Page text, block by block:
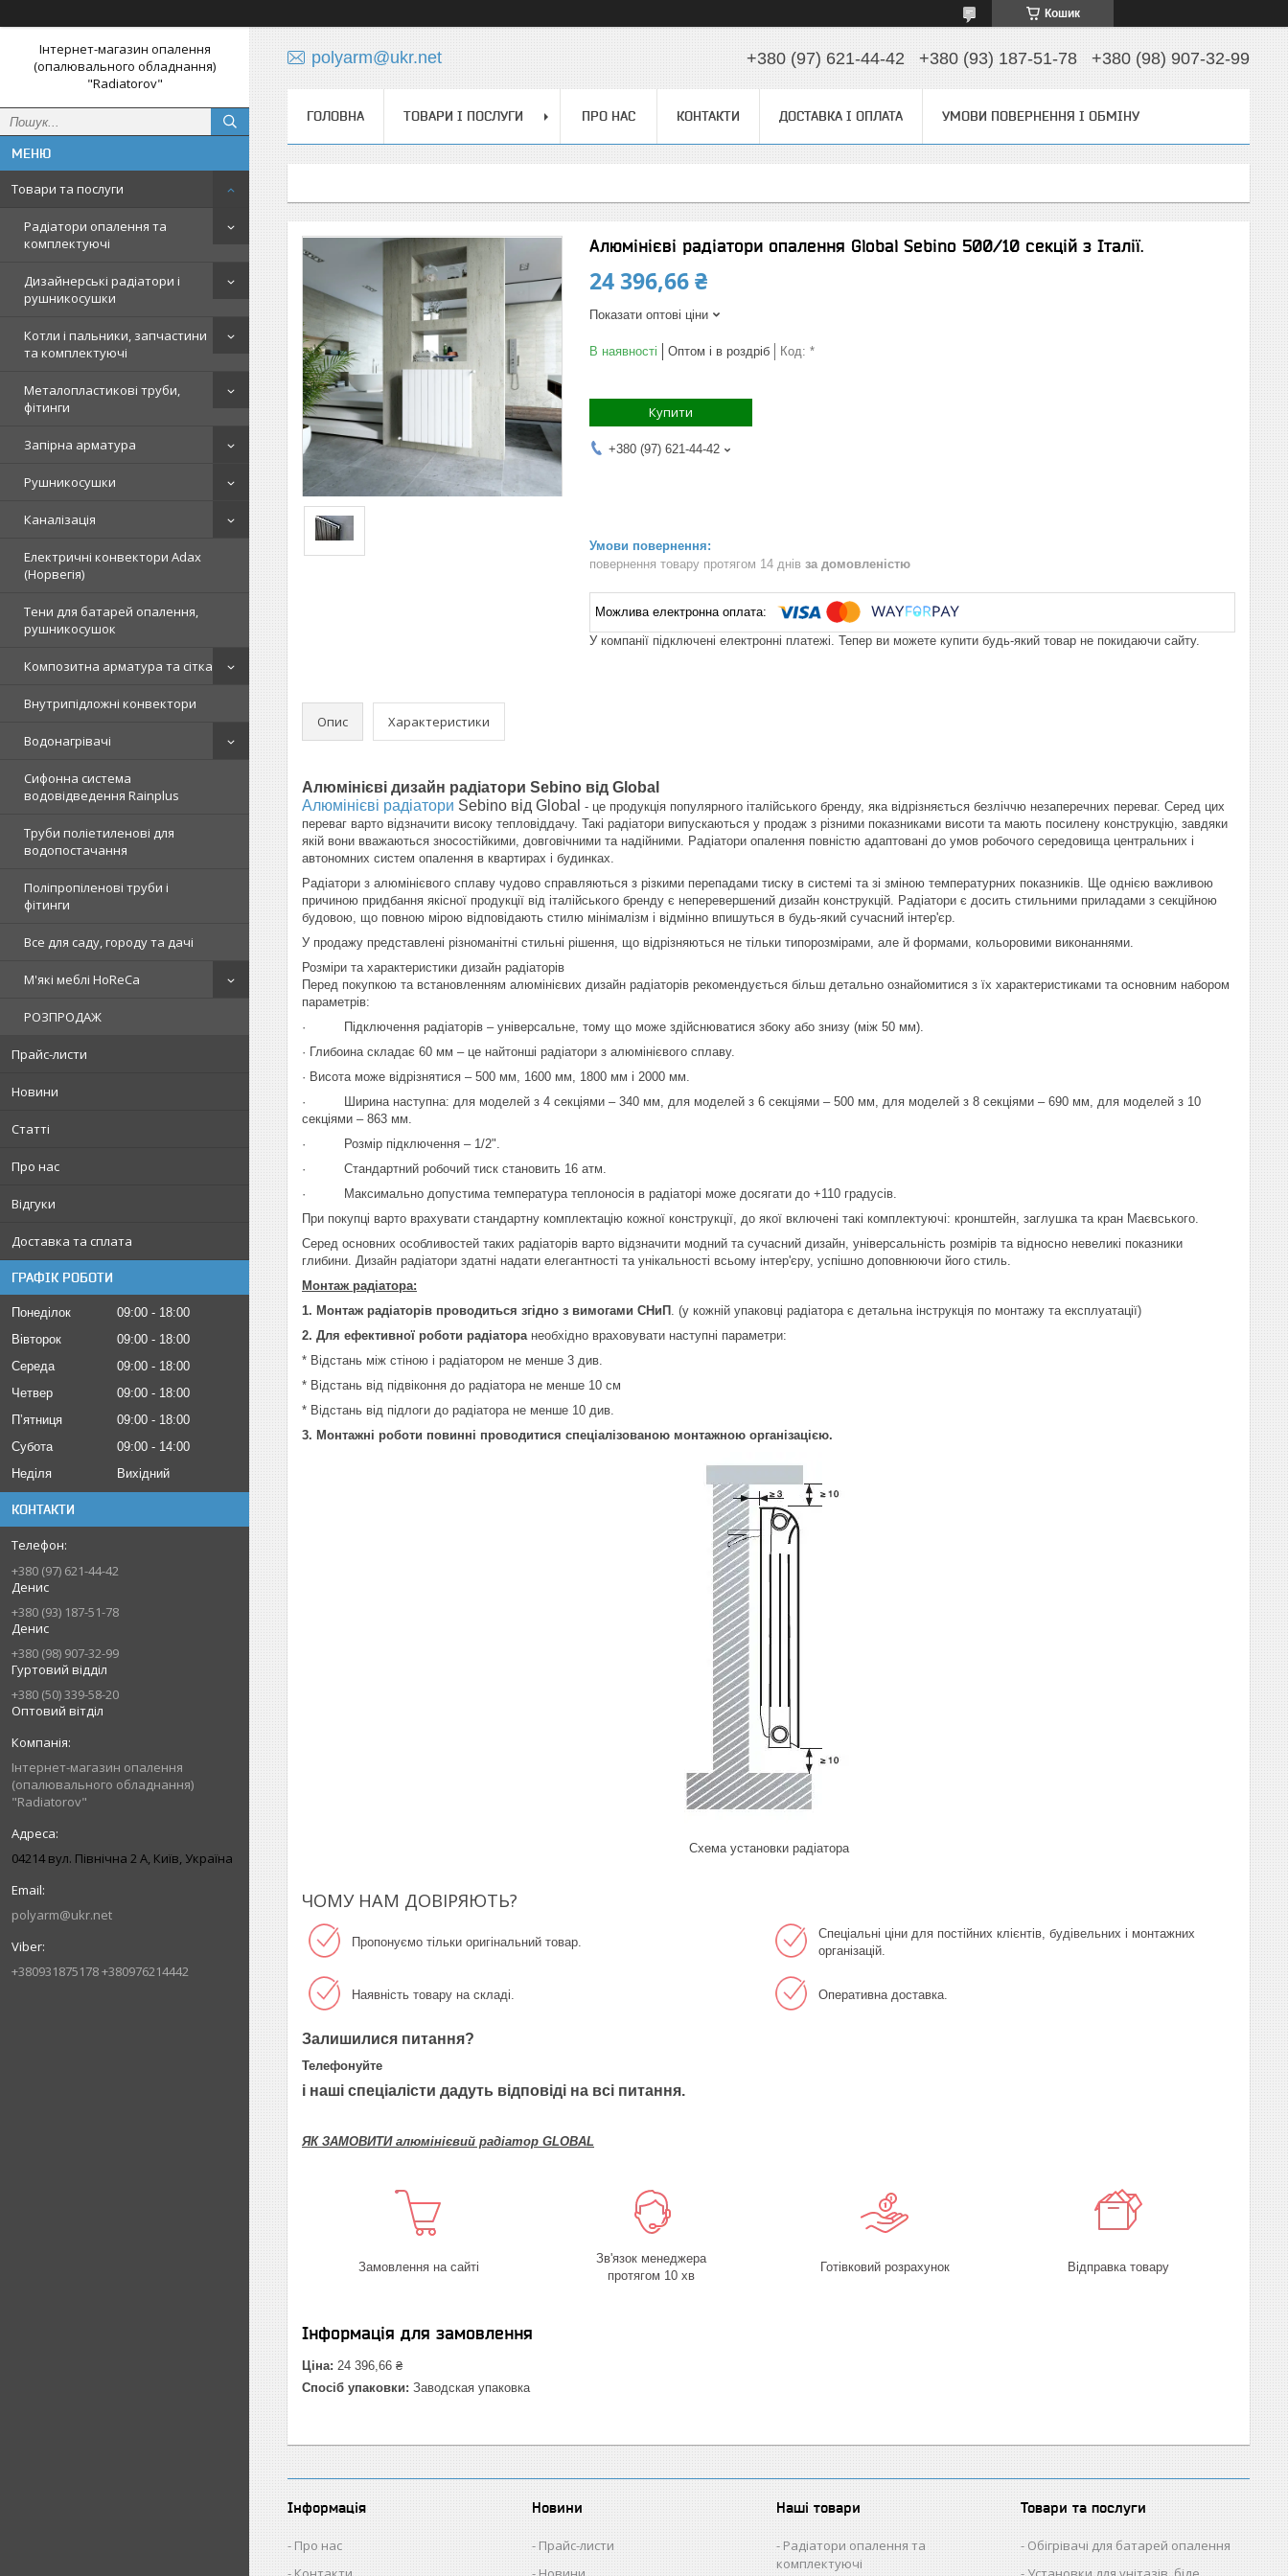
Кошик
Інтернет-магазин опалення
(опалювального обладнання)
"Radiatorov"
Товари та послуги
Радіатори опалення та
комплектуючі
Дизайнерські радіатори і
рушникосушки
Котли і пальники, запчастини
та комплектуючі
Металопластикові труби,
фітинги
Запірна арматура
Рушникосушки
Каналізація
Електричні конвектори Adax
(Норвегія)
Тени для батарей опалення,
рушникосушок
Композитна арматура та сітка
Внутрипідложні конвектори
Водонагрівачі
Сифонна система
водовідведення Rainplus
Труби поліетиленові для
водопостачання
Поліпропіленові труби і
фітинги
Все для саду, городу та дачі
М'які меблі HoReCa
РОЗПРОДАЖ
Прайс-листи
Новини
Статті
Про нас
Відгуки
Доставка та сплата
ГРАФІК РОБОТИ
Понеділок 09:00
18:00
Вівторок
09:00
18:00
Середа
09:00
18:00
Четвер
09:00
18:00
Пʼятниця
09:00
18:00
Субота
09:00
14:00
Неділя
Вихідний
КОНТАКТИ
+380 (97) 621-44-42
Денис
+380 (93) 187-51-78
Денис
+380 (98) 907-32-99
Гуртовий відділ
+380 (50) 339-58-20
Оптовий вітділ
Інтернет-магазин опалення
(опалювального обладнання)
"Radiatorov"
04214 вул. Північна 2 А, Київ, Україна
polyarm@ukr.net
+380931875178 +380976214442
polyarm@ukr.net +380 (97) 621-44-42 +380 (93) 187-51-78 +380 (98) 907-32-99
ГОЛОВНА ТОВАРИ І ПОСЛУГИ ПРО НАС КОНТАКТИ ДОСТАВКА І ОПЛАТА УМОВИ ПОВЕРНЕННЯ І ОБМІНУ
Алюмінієві радіатори опалення Global Sebino 500/10 секцій з Італії.
24 396,66 ₴
Показати оптові ціни
В наявності Оптом і в роздріб Код: *
Купити
+380 (97) 621-44-42
повернення товару протягом 14 днів за домовленістю
У компанії підключені електронні платежі. Тепер ви можете купити будь-який товар не покидаючи сайту.
Опис Характеристики
Алюмінієві дизайн радіатори Sebino від Global
Алюмінієві радіатори Sebino від Global - це продукція популярного італійського бренду, яка відрізняється безліччю незаперечних переваг. Серед цих
переваг варто відзначити високу тепловіддачу. Такі радіатори випускаються у продаж з різними показниками висоти та мають посилену конструкцію, завдяки
якій вони вважаються зносостійкими, довговічними та надійними. Радіатори опалення повністю адаптовані до умов робочого середовища центральних і
автономних систем опалення в квартирах і будинках.
Радіатори з алюмінієвого сплаву чудово справляються з різкими перепадами тиску в системі та зі зміною температурних показників. Ще однією важливою
причиною придбання якісної продукції від італійського бренду є неперевершений дизайн конструкцій. Радіатори є досить стильними приладами з секційною
будовою, що повною мірою відповідають стилю мінімалізм і відмінно впишуться в будь-який сучасний інтер'єр.
У продажу представлені різноманітні стильні рішення, що відрізняються не тільки типорозмірами, але й формами, кольоровими виконаннями.
Розміри та характеристики дизайн радіаторів
Перед покупкою та встановленням алюмінієвих дизайн радіаторів рекомендується більш детально ознайомитися з їх характеристиками та основним набором
параметрів:
· Підключення радіаторів – універсальне, тому що може здійснюватися збоку або знизу (між 50 мм).
· Глибоина складає 60 мм – це найтонші радіатори з алюмінієвого сплаву.
· Висота може відрізнятися – 500 мм, 1600 мм, 1800 мм і 2000 мм.
· Ширина наступна: для моделей з 4 секціями – 340 мм, для моделей з 6 секціями – 500 мм, для моделей з 8 секціями – 690 мм, для моделей з 10
секціями – 863 мм.
· Розмір підключення – 1/2".
· Стандартний робочий тиск становить 16 атм.
· Максимально допустима температура теплоносія в радіаторі може досягати до +110 градусів.
При покупці варто врахувати стандартну комплектацію кожної конструкції, до якої включені такі комплектуючі: кронштейн, заглушка та кран Маєвського.
Серед основних особливостей таких радіаторів варто відзначити модний та сучасний дизайн, універсальність розмірів та відносно невеликі показники
глибини. Дизайн радіатори здатні надати елегантності та унікальності всьому інтер'єру, успішно доповнюючи його стиль.
Монтаж радіатора:
1. Монтаж радіаторів проводиться згідно з вимогами СНиП . (у кожній упаковці радіатора є детальна інструкція по монтажу та експлуатації)
2. Для ефективної роботи радіаторанеобхідно враховувати наступні параметри:
* Відстань між стіною і радіатором не менше 3 див.
* Відстань від підвіконня до радіатора не менше 10 см
* Відстань від підлоги до радіатора не менше 10 див.
3. Монтажні роботи повинні проводитися спеціалізованою монтажною організацією.
Схема установки радіатора
ЧОМУ НАМ ДОВІРЯЮТЬ?
Пропонуємо тільки оригінальний товар.
Спеціальні ціни для постійних клієнтів, будівельних і монтажних
організацій.
Наявність товару на складі. Оперативна доставка.
Залишилися питання?
Телефонуйте
і наші спеціалісти дадуть відповіді на всі питання.
ЯК ЗАМОВИТИ алюмінієвий радіатор GLOBAL
Замовлення на сайті
Зв'язок менеджера
протягом 10 хв
Готівковий розрахунок Відправка товару
Інформація для замовлення
Ціна: 24 396,66 ₴
Спосіб упаковки: Заводская упаковка
Інформація
Про нас
Новини
Прайс-листи
Наші товари
Радіатори опалення та
комплектуючі
Товари та послуги
Обігрівачі для батарей опалення